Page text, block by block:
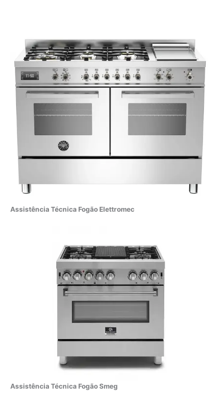
Assistência Técnica Fogão Elettromec
Assistência Técnica Fogão Smeg